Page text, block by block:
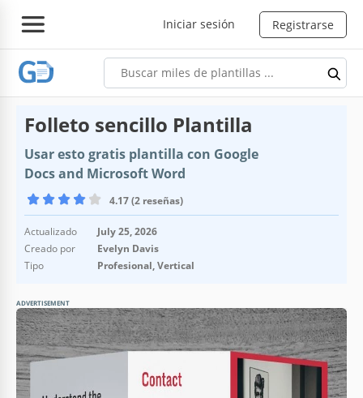
Iniciar sesión Registrarse
Folleto sencillo Plantilla
Usar esto gratis plantilla con Google
Docs and Microsoft Word
4.17 (2 reseñas)
Actualizado
July 25, 2026
Creado por
Evelyn Davis
Tipo
Profesional, Vertical
ADVERTISEMENT